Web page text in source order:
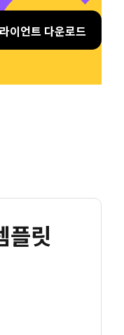
이언트 다운로드
플릿